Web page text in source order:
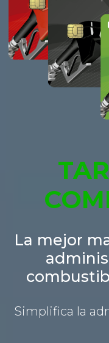
La mejor
Simplifica la